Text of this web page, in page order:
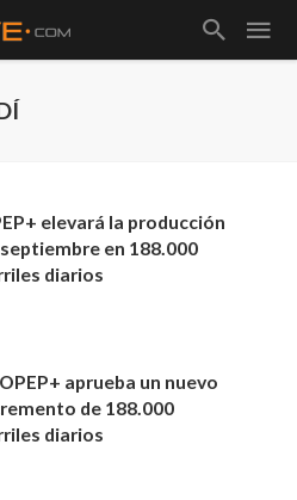
elevará la producción
en 188.000
diarios
aprueba un nuevo
de 188.000
diarios